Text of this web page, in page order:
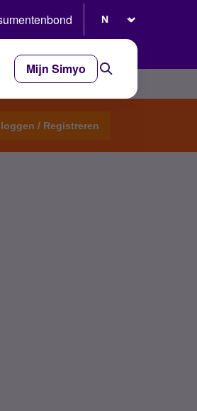
Mijn Simyo
/ Registreren